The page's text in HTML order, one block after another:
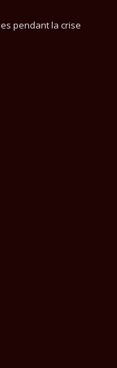
pendant la crise